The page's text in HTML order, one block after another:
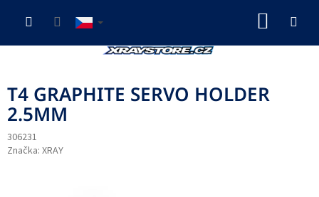
T4 GRAPHITE SERVO HOLDER
2.5MM
306231
Značka: XRAY